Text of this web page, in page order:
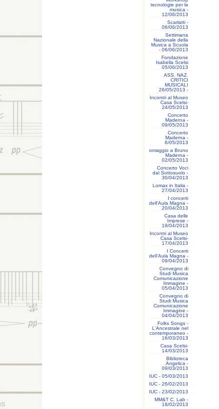
tecnologie per la
musica -
12/06/2013
Scarlatti -
06/06/2013
Settimana
Nazionale della
Musica a Scuola
- 06/06/2013
Fondazione
Isabella Scelsi
05/06/2013
ASS. NAZ.
CRITICI
MUSICALI
26/05/2013 -
Incontri al Museo
Casa Scelsi-
24/05/2013
Concerto
Maderna -
09/05/2013
Concerto
Maderna -
6/05/2013
omaggio a Bruno
Maderna -
02/05/2013
Concerto Voci
dal Sottosuolo -
30/04/2013
Lomax in Italia -
27/04/2013
I concerti
dell'Aula Magna -
20/04/2013
Casa delle
Imprese -
19/04/2013
Incontri al Museo
Casa Scelsi-
17/04/2013
I Concerti
dell'Aula Magna -
09/04/2013
Convegno di
Studi Musica
Comunicazione
Immagine -
05/04/2013
Convegno di
Studi Musica
Comunicazione
Immagine -
04/04/2013
Folks Songs -
L'Ancestrale nel
contemporaneo -
16/03/2013
Casa Scelsi-
14/03/2013
Biblioteca
Angelica -
09/03/2013
IUC - 05/03/2013
IUC - 26/02/2013
IUC - 23/02/2013
MM&T C. Lab -
18/02/2013